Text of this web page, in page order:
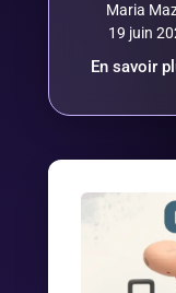
Maria
19 juin
En savoir